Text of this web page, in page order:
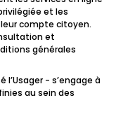
et les
compte citoyen.
et
générales
- s’engage à
au sein des